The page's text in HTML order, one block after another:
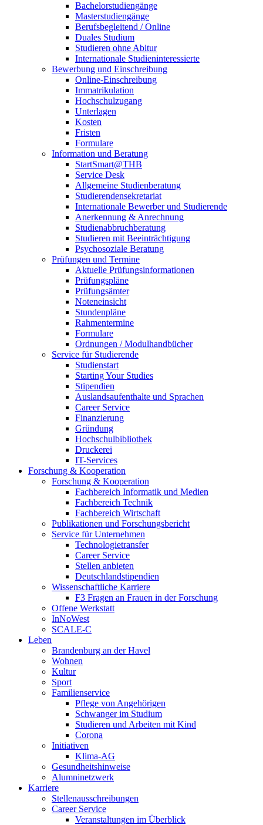
Bachelorstudiengänge
Masterstudiengänge
Berufsbegleitend / Online
Duales Studium
Studieren ohne Abitur
Internationale Studieninteressierte
Bewerbung und Einschreibung
Online-Einschreibung
Immatrikulation
Hochschulzugang
Unterlagen
Kosten
Fristen
Formulare
Information und Beratung
StartSmart@THB
Service Desk
Allgemeine Studienberatung
Studierendensekretariat
Internationale Bewerber und Studierende
Anerkennung & Anrechnung
Studienabbruchberatung
Studieren mit Beeinträchtigung
Psychosoziale Beratung
Prüfungen und Termine
Aktuelle Prüfungsinformationen
Prüfungspläne
Prüfungsämter
Noteneinsicht
Stundenpläne
Rahmentermine
Formulare
Ordnungen / Modulhandbücher
Service für Studierende
Studienstart
Starting Your Studies
Stipendien
Auslandsaufenthalte und Sprachen
Career Service
Finanzierung
Gründung
Hochschulbibliothek
Druckerei
IT-Services
Forschung & Kooperation
Forschung & Kooperation
Fachbereich Informatik und Medien
Fachbereich Technik
Fachbereich Wirtschaft
Publikationen und Forschungsbericht
Service für Unternehmen
Technologietransfer
Career Service
Stellen anbieten
Deutschlandstipendien
Wissenschaftliche Karriere
F3 Fragen an Frauen in der Forschung
Offene Werkstatt
InNoWest
SCALE-C
Leben
Brandenburg an der Havel
Wohnen
Kultur
Sport
Familienservice
Pflege von Angehörigen
Schwanger im Studium
Studieren und Arbeiten mit Kind
Corona
Initiativen
Klima-AG
Gesundheitshinweise
Alumninetzwerk
Karriere
Stellenausschreibungen
Career Service
Veranstaltungen im Überblick